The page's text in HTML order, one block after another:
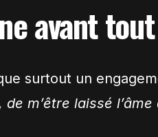
avant tout
surtout un
m’être laissé l’âme